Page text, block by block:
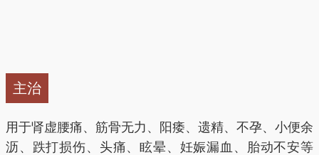
痿、尿频、小便余沥、头晕目眩等，对于其他外邪所致
的腰膝疼痛，也能起到扶正固本的作用。
固冲安胎：用于肝肾不足、冲任不固所致的胎动不安、
主治
用于肾虚腰痛、筋骨无力、阳痿、遗精、不孕、小便余
沥、跌打损伤、头痛、眩晕、妊娠漏血、胎动不安等